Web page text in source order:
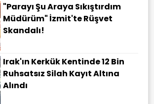
"Parayı Şu Araya Sıkıştırdım
Müdürüm" İzmit'te Rüşvet
Skandalı!
Irak'ın Kerkük Kentinde 12 Bin
Ruhsatsız Silah Kayıt Altına
Alındı